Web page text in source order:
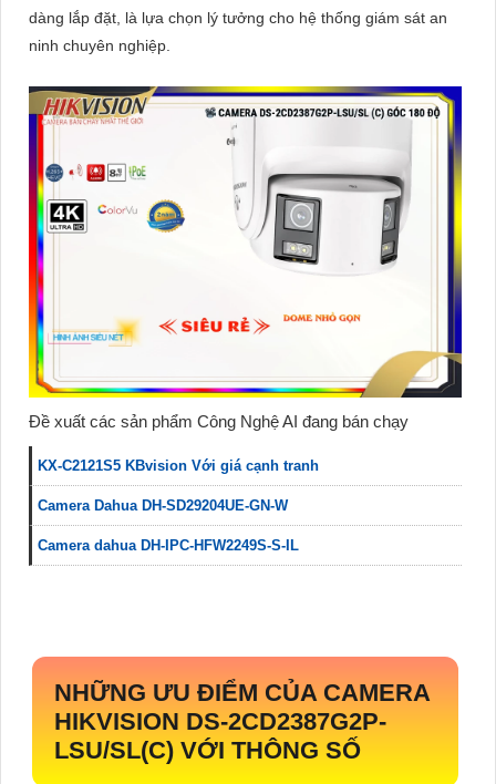
dàng lắp đặt, là lựa chọn lý tưởng cho hệ thống giám sát an
ninh chuyên nghiệp.
Đề xuất các sản phẩm Công Nghệ AI đang bán chạy
KX-C2121S5 KBvision Với giá cạnh tranh
Camera Dahua DH-SD29204UE-GN-W
Camera dahua DH-IPC-HFW2249S-S-IL
NHỮNG ƯU ĐIỂM CỦA CAMERA
HIKVISION DS-2CD2387G2P-
LSU/SL(C) VỚI THÔNG SỐ